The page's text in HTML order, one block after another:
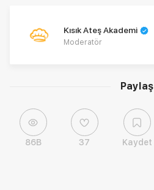
Paylaş
86B 37 Kaydet
Kısık Ateş Akademi
Moderatör